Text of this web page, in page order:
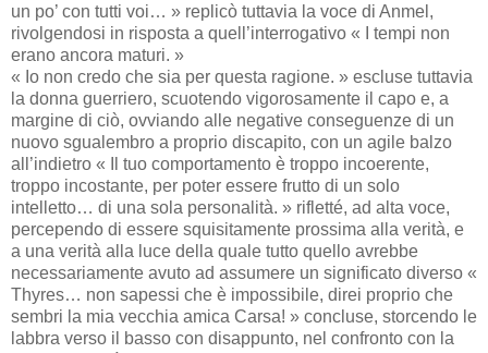
un po’ con tutti voi… » replicò tuttavia la voce di Anmel,
rivolgendosi in risposta a quell’interrogativo « I tempi non
erano ancora maturi. »
« Io non credo che sia per questa ragione. » escluse tuttavia
la donna guerriero, scuotendo vigorosamente il capo e, a
margine di ciò, ovviando alle negative conseguenze di un
nuovo sgualembro a proprio discapito, con un agile balzo
all’indietro « Il tuo comportamento è troppo incoerente,
troppo incostante, per poter essere frutto di un solo
intelletto… di una sola personalità. » rifletté, ad alta voce,
percependo di essere squisitamente prossima alla verità, e
a una verità alla luce della quale tutto quello avrebbe
necessariamente avuto ad assumere un significato diverso «
Thyres… non sapessi che è impossibile, direi proprio che
sembri la mia vecchia amica Carsa! » concluse, storcendo le
labbra verso il basso con disappunto, nel confronto con la